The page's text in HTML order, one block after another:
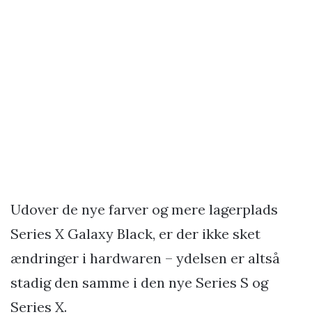
Udover de nye farver og mere lagerplads
Series X Galaxy Black, er der ikke sket
ændringer i hardwaren – ydelsen er altså
stadig den samme i den nye Series S og
Series X.